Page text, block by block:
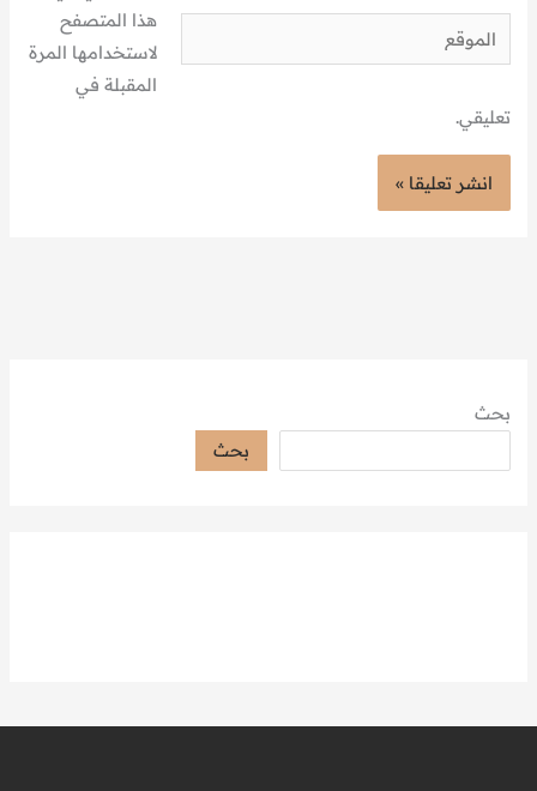
الموقع
هذا المتصفح
لاستخدامها المرة
المقبلة في
تعليقي.
بحث
بحث